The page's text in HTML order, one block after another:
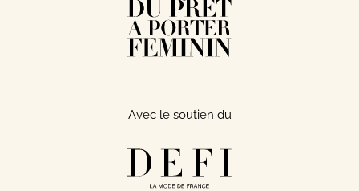
Avec le soutien du